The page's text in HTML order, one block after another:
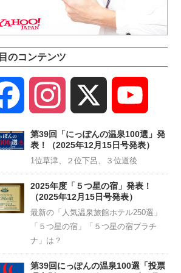
のコンテンツ
Facebook Instagram
Channel
第39回「にっぽんの温泉100選」発
表！（2025年12月15日号発表）
1位草津、２位下呂、３位道後
2025年度「５つ星の宿」発表！
（2025年12月15日号発表）
最新の「人気温泉旅館ホテル250選」
「５つ星の宿」「５つ星の宿プラチ
ナ」は？
第39回にっぽんの温泉100選「投票